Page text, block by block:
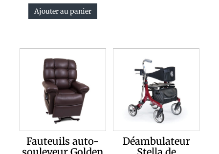
Ajouter au panier
Fauteuils auto-
Déambulateur